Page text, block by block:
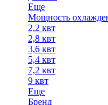
Еще
Мощность
2,2 квт
2,8 квт
3,6 квт
5,4 квт
7,2 квт
9 квт
Еще
Бренд